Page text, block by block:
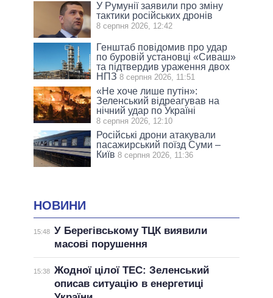
У Румунії заявили про зміну
тактики російських дронів
8 серпня 2026, 12:42
Генштаб повідомив про удар
по буровій установці «Сиваш»
та підтвердив ураження двох
НПЗ 8 серпня 2026, 11:51
«Не хоче лише путін»:
Зеленський відреагував на
нічний удар по Україні
8 серпня 2026, 12:10
Російські дрони атакували
пасажирський поїзд Суми –
Київ 8 серпня 2026, 11:36
НОВИНИ
15:48 У Берегівському ТЦК виявили
масові порушення
15:38 Жодної цілої ТЕС: Зеленський
описав ситуацію в енергетиці